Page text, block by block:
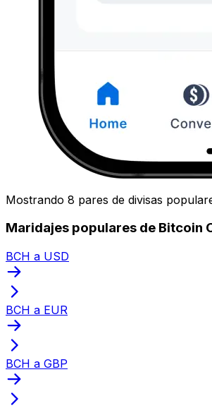
Mostrando 8 pares de divisas
Maridajes populares de Bitcoin
BCH a USD
BCH a EUR
BCH a GBP